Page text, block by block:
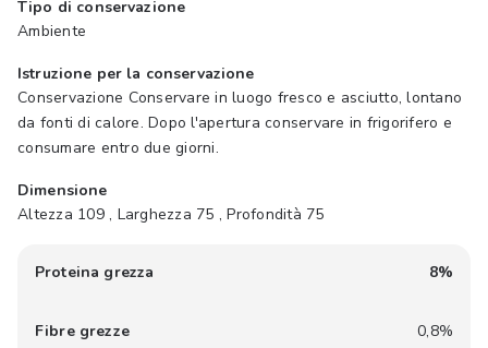
Tipo di conservazione
Ambiente
Istruzione per la conservazione
Conservazione Conservare in luogo fresco e asciutto, lontano
da fonti di calore. Dopo l'apertura conservare in frigorifero e
consumare entro due giorni.
Dimensione
Altezza 109 , Larghezza 75 , Profondità 75
Proteina grezza 8%
Fibre grezze 0,8%